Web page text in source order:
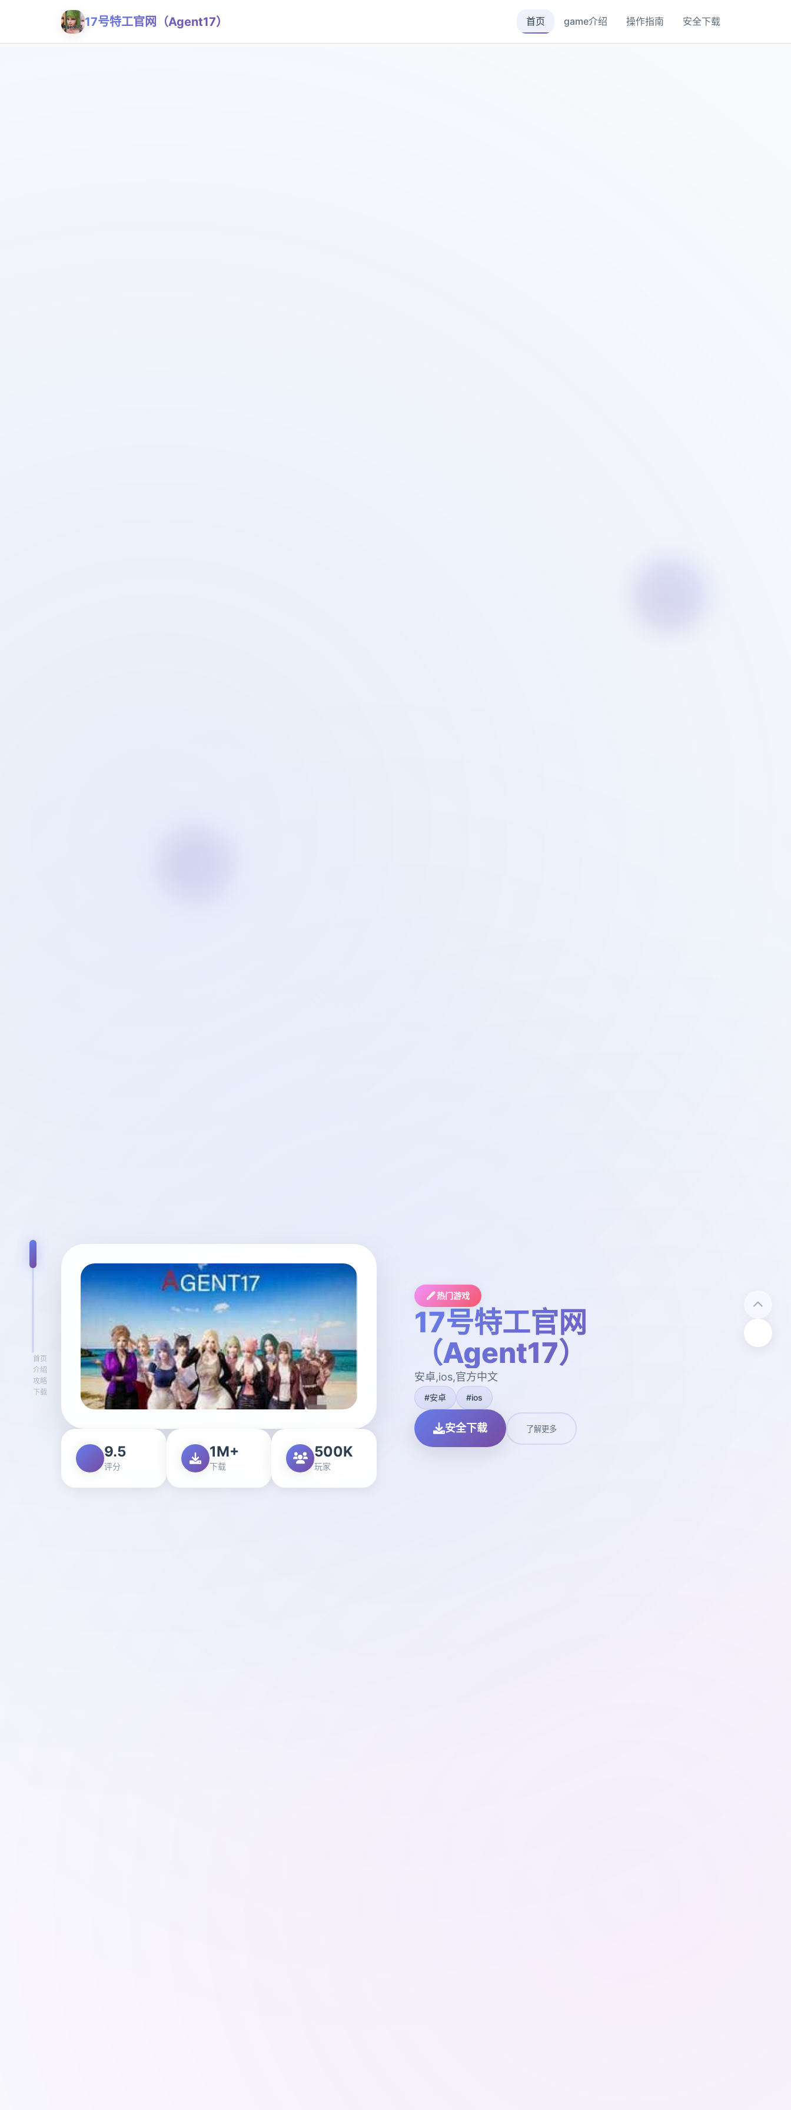
17号特工官网（Agent17） 首页 game介绍 操作指南 安全下载
首页
介绍
攻略
下载
9.5
评分
1M+
下载
500K
玩家
🖋️ 热门游戏
17号特工官网
（Agent17）
安卓,ios,官方中文
#安卓 #ios
安全下载 了解更多